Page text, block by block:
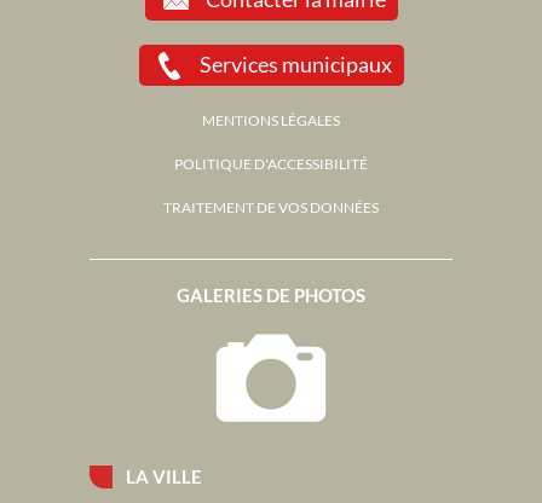
LA VILLE
GALERIES DE PHOTOS
Services municipaux
MENTIONS LÉGALES
POLITIQUE D'ACCESSIBILITÉ
TRAITEMENT DE VOS DONNÉES